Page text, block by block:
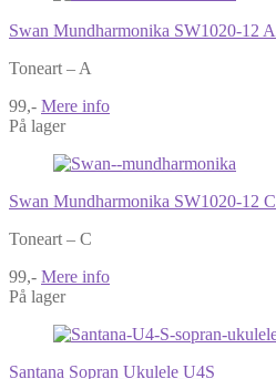
Swan Mundharmonika SW1020-12 A
Toneart – A
99,- Mere info
På lager
Swan Mundharmonika SW1020-12 C
Toneart – C
99,- Mere info
På lager
Santana Sopran Ukulele U4S